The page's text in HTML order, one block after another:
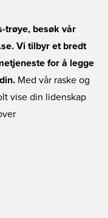
trøye, besøk vår
Vi tilbyr et bredt
for å legge
Med vår raske og
vise din lidenskap